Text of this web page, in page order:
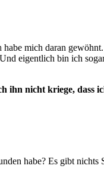
mich daran
eigentlich bin ich
ihn nicht kriege, dass
habe? Es gibt nichts